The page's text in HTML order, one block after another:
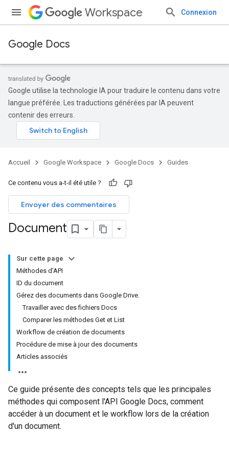
Workspace Connexion
Google Docs
Google utilise la technologie IA pour traduire le contenu dans votre
langue préférée. Les traductions générées par IA peuvent
contenir des erreurs.
Accueil Google Workspace Google Docs Guides
Ce contenu vous a-t-il été utile ?
Envoyer des commentaires
Document
Sur cette page
Méthodes d'API
ID du document
Gérez des documents dans Google Drive.
Travailler avec des fichiers Docs
Comparer les méthodes Get et List
Workflow de création de documents
Procédure de mise à jour des documents
Articles associés
Ce guide présente des concepts tels que les principales
méthodes qui composent l'API Google Docs, comment
accéder à un document et le workflow lors de la création
d'un document.